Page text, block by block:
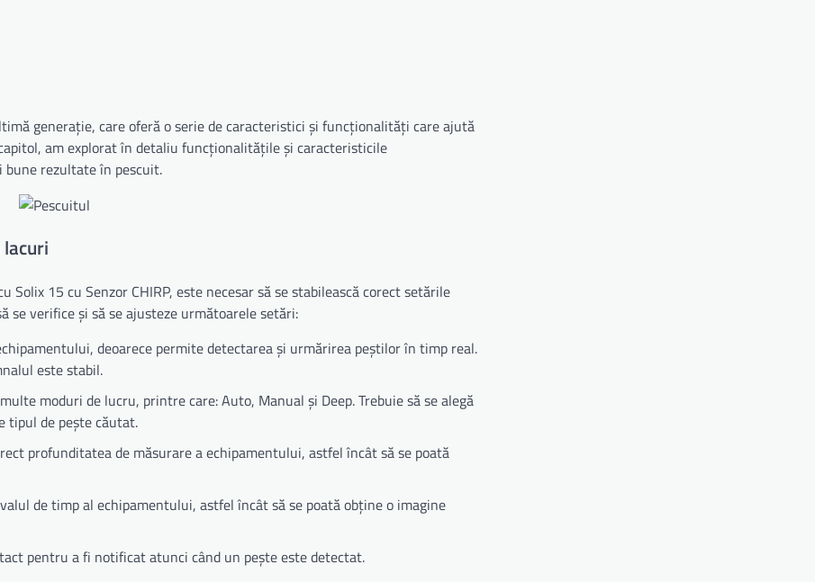
generație, care oferă o serie de caracteristici și funcționalități care ajută
am explorat în detaliu funcționalitățile și caracteristicile
rezultate în pescuit.
15 cu Senzor CHIRP, este necesar să se stabilească corect setările
verifice și să se ajusteze următoarele setări:
deoarece permite detectarea și urmărirea peștilor în timp real.
este stabil.
moduri de lucru, printre care: Auto, Manual și Deep. Trebuie să se alegă
tipul de pește căutat.
profunditatea de măsurare a echipamentului, astfel încât să se poată
de timp al echipamentului, astfel încât să se poată obține o imagine
pentru a fi notificat atunci când un pește este detectat.